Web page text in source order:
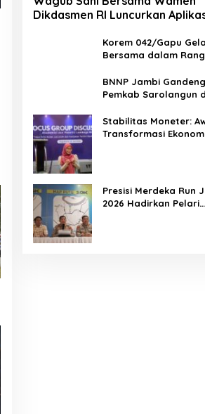
Dikdasmen RI Luncurkan
Digital Pendidikan di Jambi
Korem 042/Gapu
Bersama dalam
BNNP Jambi Gandeng
Pemkab Sarolangun
Pelajar dari
Terorisme, dan
Stabilitas Moneter:
Transformasi
Presisi Merdeka Run
2026 Hadirkan Pelari